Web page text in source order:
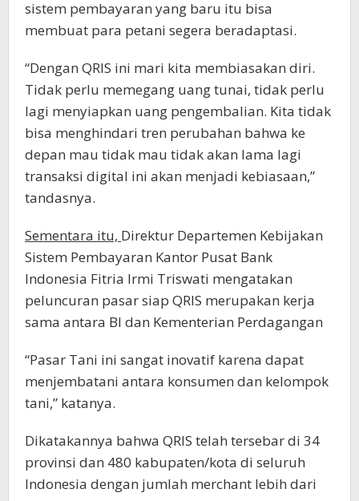
sistem pembayaran yang baru itu bisa
membuat para petani segera beradaptasi.
“Dengan QRIS ini mari kita membiasakan diri.
Tidak perlu memegang uang tunai, tidak perlu
lagi menyiapkan uang pengembalian. Kita tidak
bisa menghindari tren perubahan bahwa ke
depan mau tidak mau tidak akan lama lagi
transaksi digital ini akan menjadi kebiasaan,”
tandasnya.
Sementara itu, Direktur Departemen Kebijakan
Sistem Pembayaran Kantor Pusat Bank
Indonesia Fitria Irmi Triswati mengatakan
peluncuran pasar siap QRIS merupakan kerja
sama antara BI dan Kementerian Perdagangan
“Pasar Tani ini sangat inovatif karena dapat
menjembatani antara konsumen dan kelompok
tani,” katanya.
Dikatakannya bahwa QRIS telah tersebar di 34
provinsi dan 480 kabupaten/kota di seluruh
Indonesia dengan jumlah merchant lebih dari